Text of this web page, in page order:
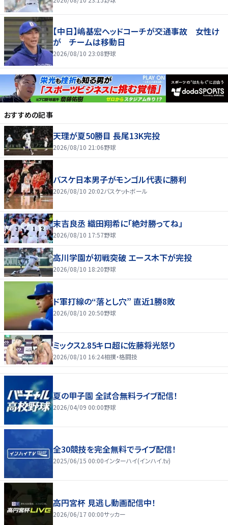
【中日】嶋基宏ヘッドコーチが交通事故 女性け
が チームは移動日
2026/08/10 23:08野球
おすすめの記事
天理が夏50勝目 長尾13K完投
2026/08/10 21:06野球
バスケ日本男子がモンゴル代表に勝利
2026/08/10 20:02バスケットボール
末吉良丞 織田翔希に「絶対勝ってね」
2026/08/10 17:57野球
高川学園が初戦突破 エース木下が完投
2026/08/10 18:20野球
ド軍打線の“落とし穴” 直近1勝8敗
2026/08/10 20:50野球
ミックス2.85キロ超に佐藤将光怒り
2026/08/10 16:24相撲・格闘技
夏の甲子園 全試合無料ライブ配信！
2026/04/09 00:00野球
全30競技を完全無料でライブ配信！
2025/06/15 00:00インターハイ(インハイ.tv)
高円宮杯 見逃し動画配信中！
2026/06/17 00:00サッカー